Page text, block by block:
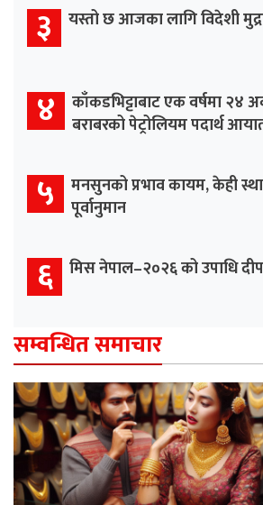
३ यस्तो छ आजका लागि विदेशी
४
काँकडभिट्टाबाट एक वर्षमा २४
बराबरको पेट्रोलियम पदार्थ
५
मनसुनको प्रभाव कायम, केही
पूर्वानुमान
६ मिस नेपाल–२०२६ को उपाधि
सम्वन्धित समाचार